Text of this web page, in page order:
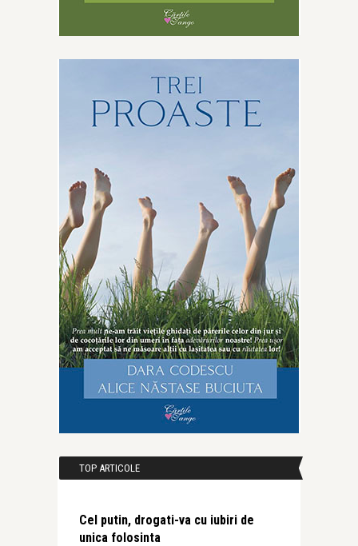
TOP ARTICOLE
Cel putin, drogati-va cu iubiri de
unica folosinta